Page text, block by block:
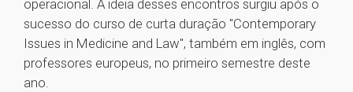
operacional. A ideia desses encontros surgiu após o
sucesso do curso de curta duração "Contemporary
Issues in Medicine and Law", também em inglês, com
professores europeus, no primeiro semestre deste
ano.